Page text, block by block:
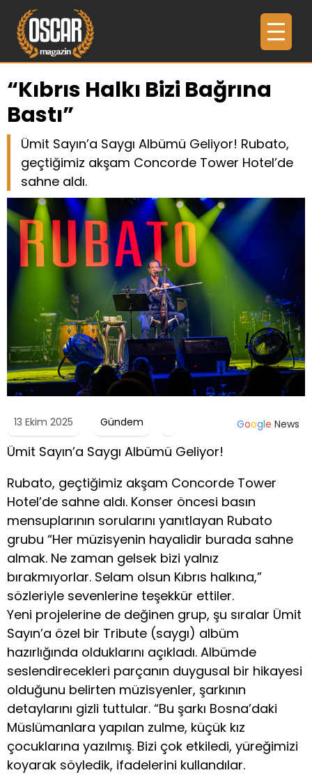
“Kıbrıs Halkı Bizi Bağrına
Bastı”
Ümit Sayın’a Saygı Albümü Geliyor! Rubato,
geçtiğimiz akşam Concorde Tower Hotel’de
sahne aldı.
13 Ekim 2025 Gündem Google News
Ümit Sayın’a Saygı Albümü Geliyor!
Rubato, geçtiğimiz akşam Concorde Tower
Hotel’de sahne aldı. Konser öncesi basın
mensuplarının sorularını yanıtlayan Rubato
grubu “Her müzisyenin hayalidir burada sahne
almak. Ne zaman gelsek bizi yalnız
bırakmıyorlar. Selam olsun Kıbrıs halkına,”
sözleriyle sevenlerine teşekkür ettiler.
Yeni projelerine de değinen grup, şu sıralar Ümit
Sayın’a özel bir Tribute (saygı) albüm
hazırlığında olduklarını açıkladı. Albümde
seslendirecekleri parçanın duygusal bir hikayesi
olduğunu belirten müzisyenler, şarkının
detaylarını gizli tuttular. “Bu şarkı Bosna’daki
Müslümanlara yapılan zulme, küçük kız
çocuklarına yazılmış. Bizi çok etkiledi, yüreğimizi
koyarak söyledik, ifadelerini kullandılar.